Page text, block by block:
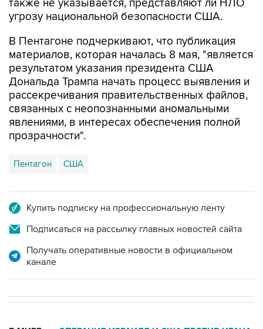
В Пентагоне подчеркивают, что публикация
результатом указания президента США
Дональда Трампа начать процесс выявления и
рассекречивания правительственных файлов,
связанных с неопознанными аномальными
явлениями, в интересах обеспечения полной
прозрачности".
Пентагон США
Подписаться на рассылку главных новостей сайта
Получать оперативные новости в официальном